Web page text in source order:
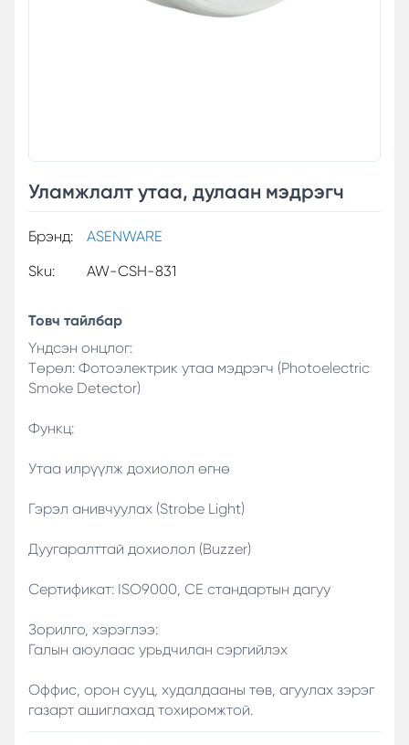
Уламжлалт утаа, дулаан мэдрэгч
Брэнд:
ASENWARE
Sku:
AW-CSH-831
Товч тайлбар
Үндсэн онцлог:
Төрөл: Фотоэлектрик утаа мэдрэгч (Photoelectric
Smoke Detector)
Функц:
Утаа илрүүлж дохиолол өгнө
Гэрэл анивчуулах (Strobe Light)
Дуугаралттай дохиолол (Buzzer)
Сертификат: ISO9000, CE стандартын дагуу
Зорилго, хэрэглээ:
Галын аюулаас урьдчилан сэргийлэх
Оффис, орон сууц, худалдааны төв, агуулах зэрэг
газарт ашиглахад тохиромжтой.